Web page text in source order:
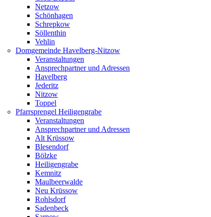
Netzow
Schönhagen
Schrepkow
Söllenthin
Vehlin
Domgemeinde Havelberg-Nitzow
Veranstaltungen
Ansprechpartner und Adressen
Havelberg
Jederitz
Nitzow
Toppel
Pfarrsprengel Heiligengrabe
Veranstaltungen
Ansprechpartner und Adressen
Alt Krüssow
Blesendorf
Bölzke
Heiligengrabe
Kemnitz
Maulbeerwalde
Neu Krüssow
Rohlsdorf
Sadenbeck